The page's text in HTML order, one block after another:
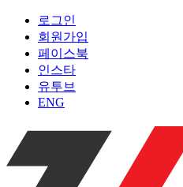
로그인
회원가입
페이스북
인스타
유투브
ENG